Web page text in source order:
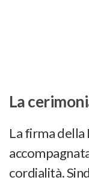
La
La firma
cordialità.